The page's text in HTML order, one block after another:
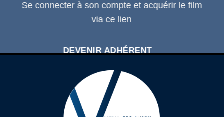
Se connecterà son compte et acquérir le film
via ce lien
DEVENIR ADHÉRENT
SE CONNECTER À SON COMPTE
D'ADHÉRENT